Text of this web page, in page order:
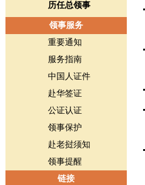
历任总领事
领事服务
重要通知
服务指南
中国人证件
赴华签证
公证认证
领事保护
赴老挝须知
领事提醒
链接